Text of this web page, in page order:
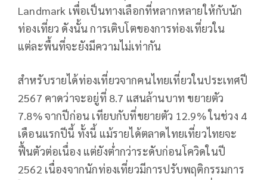
Landmark เพื่อเป็นทางเลือกที่หลากหลายให้กับนัก
ท่องเที่ยว ดังนั้น การเติบโตของการท่องเที่ยวใน
แต่ละพื้นที่จะยังมีความไม่เท่ากัน
สำหรับรายได้ท่องเที่ยวจากคนไทยเที่ยวในประเทศปี
2567 คาดว่าจะอยู่ที่ 8.7 แสนล้านบาท ขยายตัว
7.8% จากปีก่อน เทียบกับที่ขยายตัว 12.9% ในช่วง 4
เดือนแรกปีนี้ ทั้งนี้ แม้รายได้ตลาดไทยเที่ยวไทยจะ
ฟื้นตัวต่อเนื่อง แต่ยังต่ำกว่าระดับก่อนโควิดในปี
2562 เนื่องจากนักท่องเที่ยวมีการปรับพฤติกรรมการ